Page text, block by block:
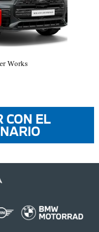
Works
CON EL